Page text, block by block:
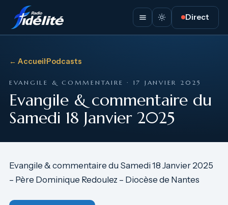
Direct
← Accueil·Podcasts
EVANGILE & COMMENTAIRE · 17 JANVIER 2025
Evangile & commentaire du
Samedi 18 Janvier 2025
Evangile & commentaire du Samedi 18 Janvier 2025
– Père Dominique Redoulez – Diocèse de Nantes